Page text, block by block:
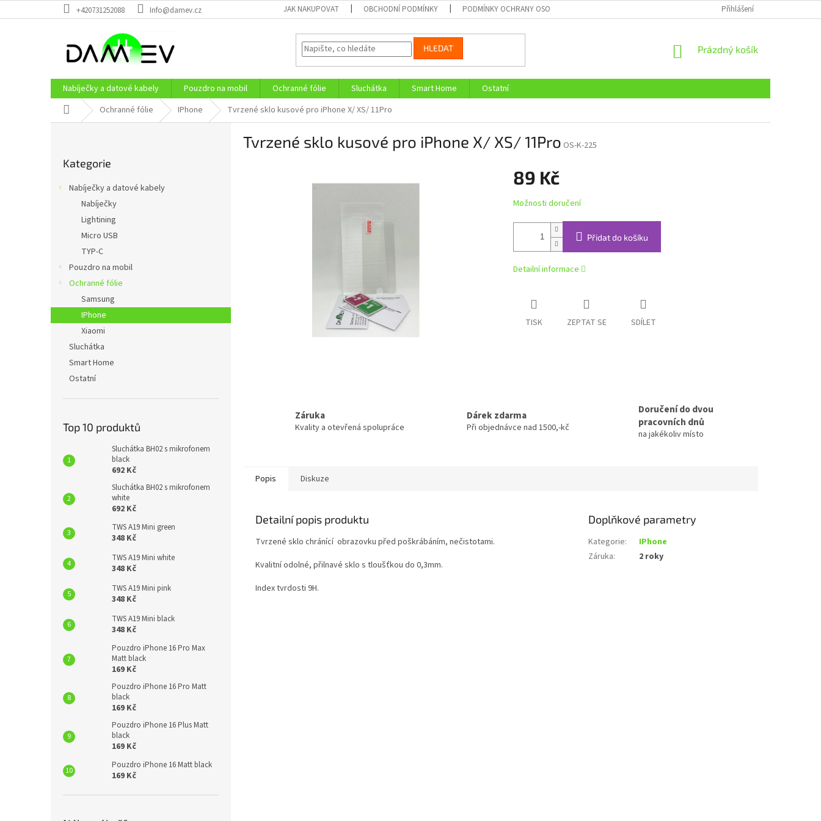
na
+420731252088 Info@damev.cz JAK NAKUPOVAT OBCHODNÍ PODMÍNKY PODMÍNKY OCHRANY OSOBNÍCH ÚDAJŮ Přihlášení
HLEDAT
NÁKUPNÍ
Prázdný košík
Nabíječky a datové kabely Pouzdro na mobil Ochranné fólie Sluchátka Smart Home
Ostatní
Domů Ochranné fólie IPhone Tvrzené sklo kusové pro iPhone X/ XS/ 11Pro
l
kategorie
Kategorie
Nabíječky a datové kabely
Nabíječky
Lightining
Micro USB
TYP-C
Pouzdro na mobil
Ochranné fólie
Samsung
IPhone
Xiaomi
Sluchátka
Smart Home
Ostatní
Top 10 produktů
Sluchátka BH02 s mikrofonem
black
692 Kč
Sluchátka BH02 s mikrofonem
white
692 Kč
TWS A19 Mini green
348 Kč
TWS A19 Mini white
348 Kč
TWS A19 Mini pink
348 Kč
TWS A19 Mini black
348 Kč
Pouzdro iPhone 16 Pro Max
Matt black
169 Kč
Pouzdro iPhone 16 Pro Matt
black
169 Kč
Pouzdro iPhone 16 Plus Matt
black
169 Kč
Pouzdro iPhone 16 Matt black
169 Kč
Tvrzené sklo kusové pro iPhone X/ XS/ 11Pro OS-K-225
89 Kč
Měrná
cena:
Možnosti doručení
Přidat do košíku
Detailní informace
TISK ZEPTAT SE SDÍLET
Záruka
Kvality a otevřená spolupráce
Dárek zdarma
Při objednávce nad 1500,-kč
Doručení do dvou
pracovních dnů
na jakékoliv místo
Popis Diskuze
Detailní popis produktu
Tvrzené sklo chránící obrazovku před poškrábáním, nečistotami.
Kvalitní odolné, přilnavé sklo s tloušťkou do 0,3mm.
Index tvrdosti 9H.
Doplňkové parametry
Kategorie:
IPhone
Záruka: 2 roky